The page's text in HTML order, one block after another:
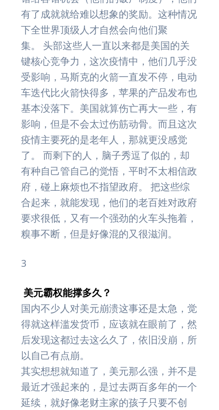
有了成就就给难以想象的奖励。这种情况
下全世界顶级人才自然会向他们聚
集。 头部这些人一直以来都是美国的关
键核心竞争力，这次疫情中，他们几乎没
受影响，马斯克的火箭一直发不停，电动
车迭代比火箭快得多，苹果的产品发布也
基本没落下。美国就算伤亡再大一些，有
影响，但是不会太过伤筋动骨。而且这次
疫情主要死的是老年人，那就更没感觉
了。 而剩下的人，脑子秀逗了似的，却
有种自己管自己的觉悟，平时不太相信政
府，碰上麻烦也不指望政府。 把这些综
合起来，就能发现，他们的老百姓对政府
要求很低，又有一个强劲的火车头拖着，
糗事不断，但是好像混的又很滋润。
3
美元霸权能撑多久？
国内不少人对美元崩溃这事还是太急，觉
得就这样滥发货币，应该就在眼前了，然
后发现这都过去这么久了，依旧没崩，所
以自己有点崩。
其实想想就知道了，美元那么强，并不是
最近才强起来的，是过去两百多年的一个
延续，就好像老财主家的孩子只要不创